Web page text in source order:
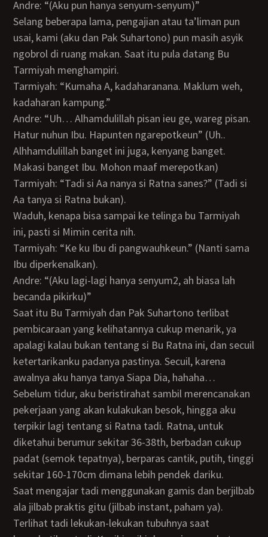
Andre: “(Aku pun hanya senyum-senyum)”
Selang beberapa lama, pengajian atau ta’liman pun
usai, kami (aku dan Pak Suhartono) pun masih asyik
ngobrol di ruang makan. Saat itu pula datang Bu
Tarmiyah menghampiri.
Tarmiyah: “Kumaha A, kadaharanana. Maklum weh,
kadaharan kampung.”
Andre: “Uh… Alhamdulillah pisan ieu ge, wareg pisan.
Hatur nuhun Ibu. Hapunten ngarepotkeun” (Uh..
Alhhamdulillah banget ini juga, kenyang banget.
Makasi banget Ibu. Mohon maaf merepotkan)
Tarmiyah: “Tadi si Aa nanya si Ratna sanes?” (Tadi si
Aa tanya si Ratna bukan).
Waduh, kenapa bisa sampai ke telinga bu Tarmiyah
ini, pasti si Mimin cerita nih.
Tarmiyah: “Ke ku Ibu di pangwauhkeun.” (Nanti sama
Ibu diperkenalkan).
Andre: “(Aku lagi-lagi hanya senyum2, ah biasa lah
becanda pikirku)”
Saat itu Bu Tarmiyah dan Pak Suhartono terlibat
pembicaraan yang kelihatannya cukup menarik, ya
apalagi kalau bukan tentang si Bu Ratna ini, dan secuil
ketertarikanku padanya pastinya. Secuil, karena
awalnya aku hanya tanya Siapa Dia, hahaha…
Sebelum tidur, aku beristirahat sambil merencanakan
pekerjaan yang akan kulakukan besok, hingga aku
terpikir lagi tentang si Ratna tadi. Ratna, untuk
diketahui berumur sekitar 36-38th, berbadan cukup
padat (semok tepatnya), berparas cantik, putih, tinggi
sekitar 160-170cm dimana lebih pendek dariku.
Saat mengajar tadi menggunakan gamis dan berjilbab
ala jilbab praktis gitu (jilbab instant, paham ya).
Terlihat tadi lekukan-lekukan tubuhnya saat